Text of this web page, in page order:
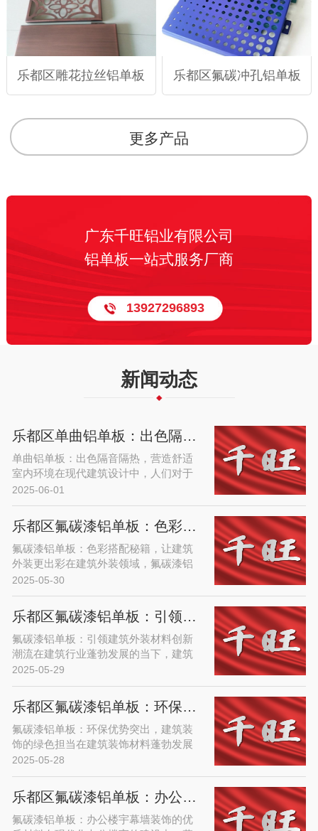
乐都区雕花拉丝铝单板 乐都区氟碳冲孔铝单板
更多产品
广东千旺铝业有限公司
铝单板一站式服务厂商
13927296893
新闻动态
乐都区单曲铝单板：出色隔音隔热，营造舒适室内环境
单曲铝单板：出色隔音隔热，营造舒适
室内环境在现代建筑设计中，人们对于
室内环境的舒适度要求日益提高，而隔
音隔热性能是衡量室内环境质量的重要
指标。单曲铝单......
2025-06-01
乐都区氟碳漆铝单板：色彩搭配秘籍，让建筑外装更出彩
氟碳漆铝单板：色彩搭配秘籍，让建筑
外装更出彩在建筑外装领域，氟碳漆铝
单板凭借其优异的性能和丰富的表现
力，成为众多建筑师和设计师的心头
好。而色彩，作为建......
2025-05-30
乐都区氟碳漆铝单板：引领建筑外装材料创新潮流
氟碳漆铝单板：引领建筑外装材料创新
潮流在建筑行业蓬勃发展的当下，建筑
外装材料不仅承担着保护建筑主体的基
本功能，更成为展现建筑风格、彰显城
市风貌的关键元......
2025-05-29
乐都区氟碳漆铝单板：环保优势突出，建筑装饰的绿色担当
氟碳漆铝单板：环保优势突出，建筑装
饰的绿色担当在建筑装饰材料蓬勃发展
的当下，环保已成为衡量材料优劣的关
键指标。氟碳漆铝单板凭借其突出的环
保优势，在众多......
2025-05-28
乐都区氟碳漆铝单板：办公楼宇幕墙装饰的优质材料
氟碳漆铝单板：办公楼宇幕墙装饰的优